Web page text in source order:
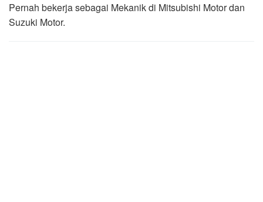
Pernah bekerja sebagai Mekanik di Mitsubishi Motor dan
Suzuki Motor.